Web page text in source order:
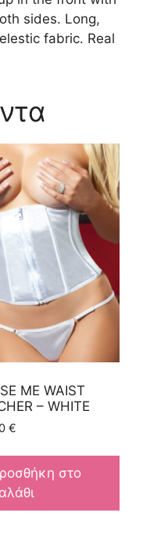
sides. Long,
fabric. Real
ME WAIST
– WHITE
€
στο